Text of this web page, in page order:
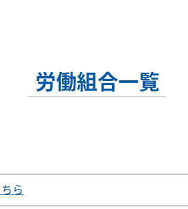
労働組合一覧
ら